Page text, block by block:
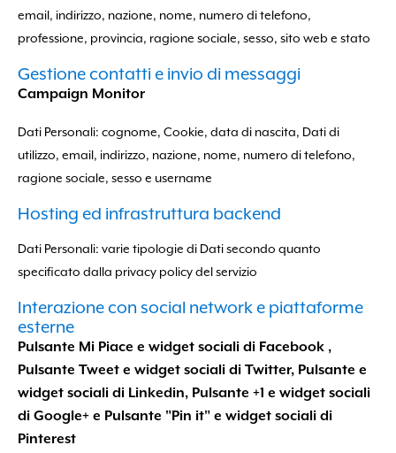
email, indirizzo, nazione, nome, numero di telefono,
professione, provincia, ragione sociale, sesso, sito web e stato
Gestione contatti e invio di messaggi
Campaign Monitor
Dati Personali: cognome, Cookie, data di nascita, Dati di
utilizzo, email, indirizzo, nazione, nome, numero di telefono,
ragione sociale, sesso e username
Hosting ed infrastruttura backend
Dati Personali: varie tipologie di Dati secondo quanto
specificato dalla privacy policy del servizio
Interazione con social network e piattaforme
esterne
Pulsante Mi Piace e widget sociali di Facebook ,
Pulsante Tweet e widget sociali di Twitter, Pulsante e
widget sociali di Linkedin, Pulsante +1 e widget sociali
di Google+ e Pulsante "Pin it" e widget sociali di
Pinterest